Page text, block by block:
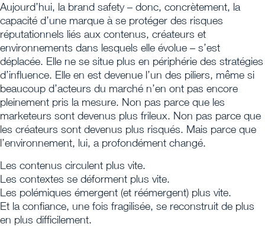
Aujourd’hui, la brand safety – donc, concrètement, la
capacité d’une marque à se protéger des risques
réputationnels liés aux contenus, créateurs et
environnements dans lesquels elle évolue – s’est
déplacée. Elle ne se situe plus en périphérie des stratégies
d’influence. Elle en est devenue l’un des piliers, même si
beaucoup d’acteurs du marché n’en ont pas encore
pleinement pris la mesure. Non pas parce que les
marketeurs sont devenus plus frileux. Non pas parce que
les créateurs sont devenus plus risqués. Mais parce que
l’environnement, lui, a profondément changé.
Les contenus circulent plus vite.
Les contextes se déforment plus vite.
Les polémiques émergent (et réémergent) plus vite.
Et la confiance, une fois fragilisée, se reconstruit de plus
en plus difficilement.